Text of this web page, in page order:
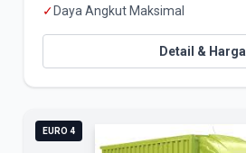
✓ Daya Angkut Maksimal
Detail & Harga
EURO 4